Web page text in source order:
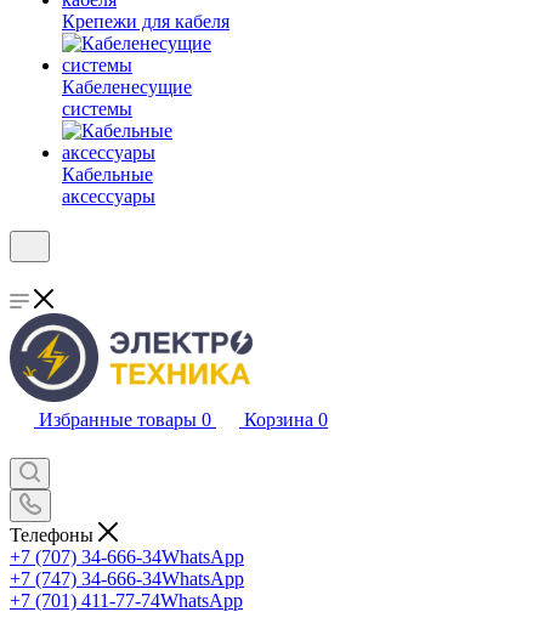
Крепежи для кабеля
Кабеленесущие
системы
Кабельные
аксессуары
Избранные товары 0 Корзина 0
Телефоны
+7 (707) 34-666-34WhatsApp
+7 (747) 34-666-34WhatsApp
+7 (701) 411-77-74WhatsApp